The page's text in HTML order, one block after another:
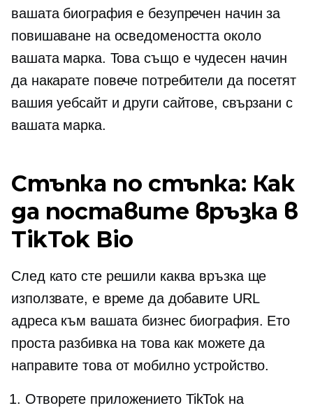
вашата биография е безупречен начин за
повишаване на осведомеността около
вашата марка. Това също е чудесен начин
да накарате повече потребители да посетят
вашия уебсайт и други сайтове, свързани с
вашата марка.
Стъпка по стъпка: Как
да поставите връзка в
TikTok Bio
След като сте решили каква връзка ще
използвате, е време да добавите URL
адреса към вашата бизнес биография. Ето
проста разбивка на това как можете да
направите това от мобилно устройство.
Отворете приложението TikTok на